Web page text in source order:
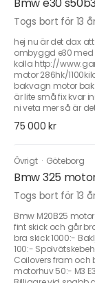
Bmw e30
Togs bort för 13
hej nu är det dax
ombyggd e30 med
kolla http://
motor 286hk/
bakvagn motor
är lite små fix kvar
ni veta mer så är
75 000 kr
Övrigt · Göteborg
Bmw 325
Togs bort för 13
Bmw M20B25
fint skick och går
bra skick 1000:-
100:-
Coilovers fram och
motorhuv 50:- M3